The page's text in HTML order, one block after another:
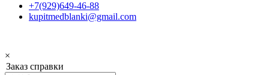
+7(929)649-46-88
kupitmedblanki@gmail.com
×
Заказ справки